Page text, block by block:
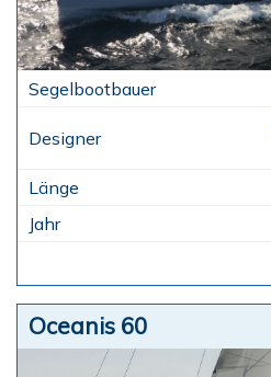
Oceanis 60